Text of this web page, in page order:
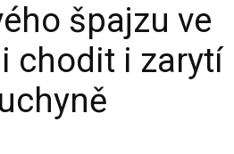
špajzu ve
chodit i zarytí